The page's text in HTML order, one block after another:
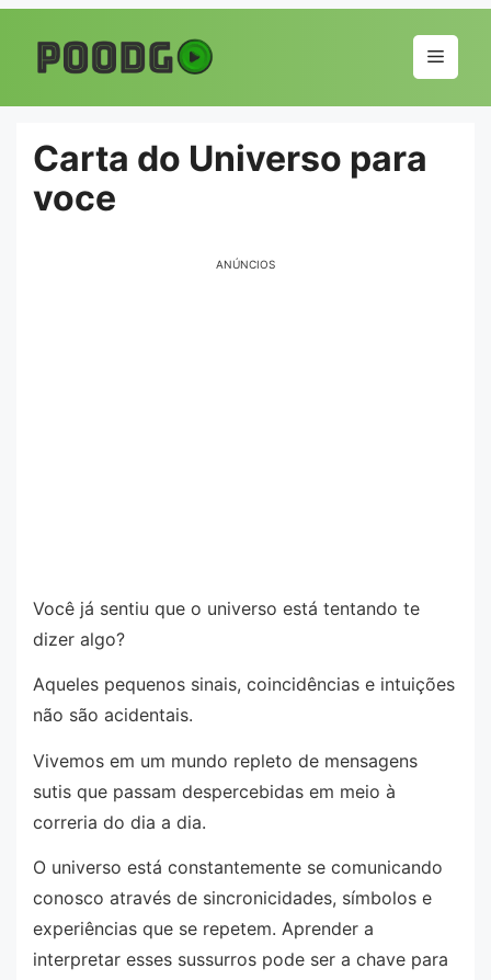
para
conteúdo
Menu
Carta do Universo para
voce
ANÚNCIOS
Você já sentiu que o universo está tentando te
dizer algo?
Aqueles pequenos sinais, coincidências e intuições
não são acidentais.
Vivemos em um mundo repleto de mensagens
sutis que passam despercebidas em meio à
correria do dia a dia.
O universo está constantemente se comunicando
conosco através de sincronicidades, símbolos e
experiências que se repetem. Aprender a
interpretar esses sussurros pode ser a chave para